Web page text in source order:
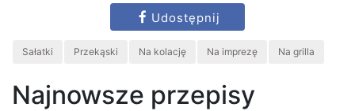
Udostępnij
Sałatki Przekąski Na kolację Na imprezę Na grilla
Najnowsze przepisy